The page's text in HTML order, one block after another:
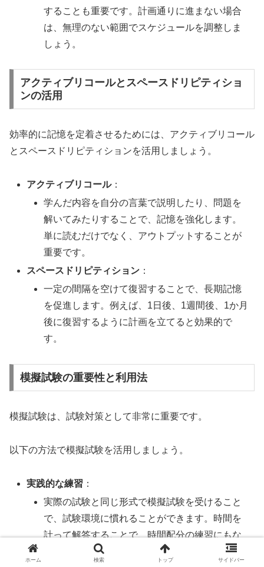
することも重要です。計画通りに進まない場合
は、無理のない範囲でスケジュールを調整しま
しょう。
アクティブリコールとスペースドリピティショ
ンの活用
効率的に記憶を定着させるためには、アクティブリコール
とスペースドリピティションを活用しましょう。
アクティブリコール：
学んだ内容を自分の言葉で説明したり、問題を
解いてみたりすることで、記憶を強化します。
単に読むだけでなく、アウトプットすることが
重要です。
スペースドリピティション ：
一定の間隔を空けて復習することで、長期記憶
を促進します。例えば、1日後、1週間後、1か月
後に復習するように計画を立てると効果的で
す。
模擬試験の重要性と利用法
模擬試験は、試験対策として非常に重要です。
以下の方法で模擬試験を活用しましょう。
実践的な練習 ：
実際の試験と同じ形式で模擬試験を受けること
で、試験環境に慣れることができます。時間を
計って解答することで、時間配分の練習にもな
ホーム 検索 トップ サイドバー